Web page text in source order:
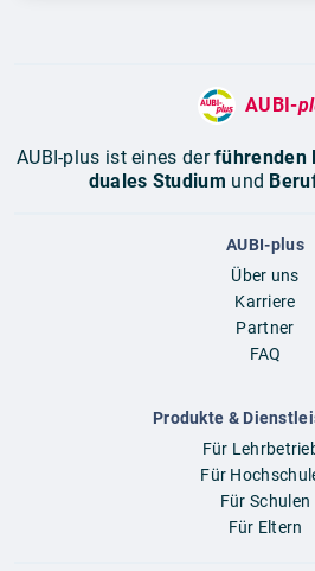
AUBI-
AUBI-plus ist eines derführenden
duales Studium und
AUBI-plus
Über uns
Karriere
Partner
FAQ
Produkte &
Für
Für
Für Schulen
Für Eltern